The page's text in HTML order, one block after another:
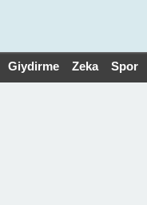
Giydirme Zeka Spor